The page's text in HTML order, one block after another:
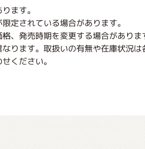
ます。
定されている場合があります。
、発売時期を変更する場合がありま
ります。取扱いの有無や在庫状況は
ください。